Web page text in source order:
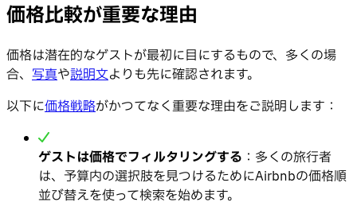
価格比較が重要な理由
価格は潜在的なゲストが最初に目にするもので、多くの場
合、 写真や説明文よりも先に確認されます。
以下に価格戦略がかつてなく重要な理由をご説明します：
ゲストは価格でフィルタリングする ：多くの旅行者
は、予算内の選択肢を見つけるためにAirbnbの価格順
並び替えを使って検索を始めます。